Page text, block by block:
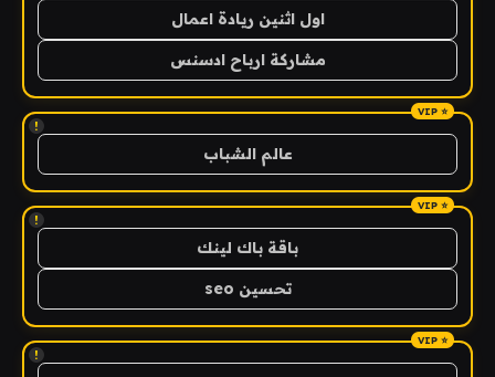
اول اثنين ريادة اعمال
مشاركة ارباح ادسنس
!
عالم الشباب
!
باقة باك لينك
تحسين seo
!